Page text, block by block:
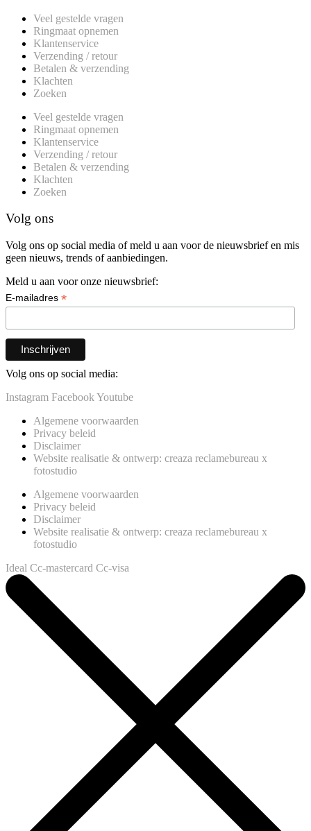
Veel gestelde vragen
Ringmaat opnemen
Klantenservice
Verzending / retour
Betalen & verzending
Klachten
Zoeken
Veel gestelde vragen
Ringmaat opnemen
Klantenservice
Verzending / retour
Betalen & verzending
Klachten
Zoeken
Volg ons
Volg ons op social media of meld u aan voor de nieuwsbrief en mis
geen nieuws, trends of aanbiedingen.
Meld u aan voor onze nieuwsbrief:
E-mailadres *
Volg ons op social media:
Instagram Facebook Youtube
Algemene voorwaarden
Privacy beleid
Disclaimer
Website realisatie & ontwerp: creaza reclamebureau x
fotostudio
Algemene voorwaarden
Privacy beleid
Disclaimer
Website realisatie & ontwerp: creaza reclamebureau x
fotostudio
Ideal Cc-mastercard Cc-visa